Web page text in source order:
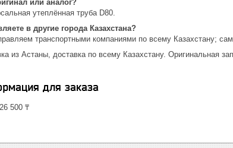
или аналог?
утеплённая труба D80.
в другие города Казахстана?
транспортными компаниями по всему Казахстану;
из Астаны, доставка по всему Казахстану. Оригинальная
для заказа
26 500 ₸